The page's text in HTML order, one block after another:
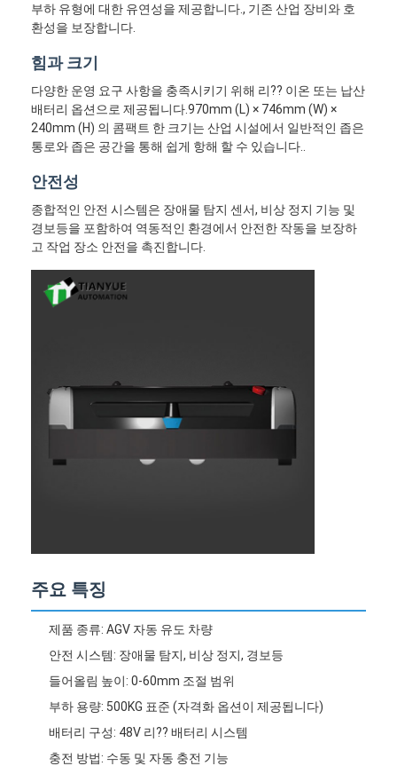
회사 소개
공장 투어
모든 케이스
블로그
지금 챗팅하세요
부하 유형에 대한 유연성을 제공합니다., 기존 산업 장비와 호
환성을 보장합니다.
힘과 크기
다양한 운영 요구 사항을 충족시키기 위해 리?? 이온 또는 납산
배터리 옵션으로 제공됩니다.970mm (L) × 746mm (W) ×
240mm (H) 의 콤팩트 한 크기는 산업 시설에서 일반적인 좁은
통로와 좁은 공간을 통해 쉽게 항해 할 수 있습니다..
안전성
종합적인 안전 시스템은 장애물 탐지 센서, 비상 정지 기능 및
경보등을 포함하여 역동적인 환경에서 안전한 작동을 보장하
고 작업 장소 안전을 촉진합니다.
주요 특징
제품 종류: AGV 자동 유도 차량
안전 시스템: 장애물 탐지, 비상 정지, 경보등
들어올림 높이: 0-60mm 조절 범위
부하 용량: 500KG 표준 (자격화 옵션이 제공됩니다)
배터리 구성: 48V 리?? 배터리 시스템
충전 방법: 수동 및 자동 충전 기능